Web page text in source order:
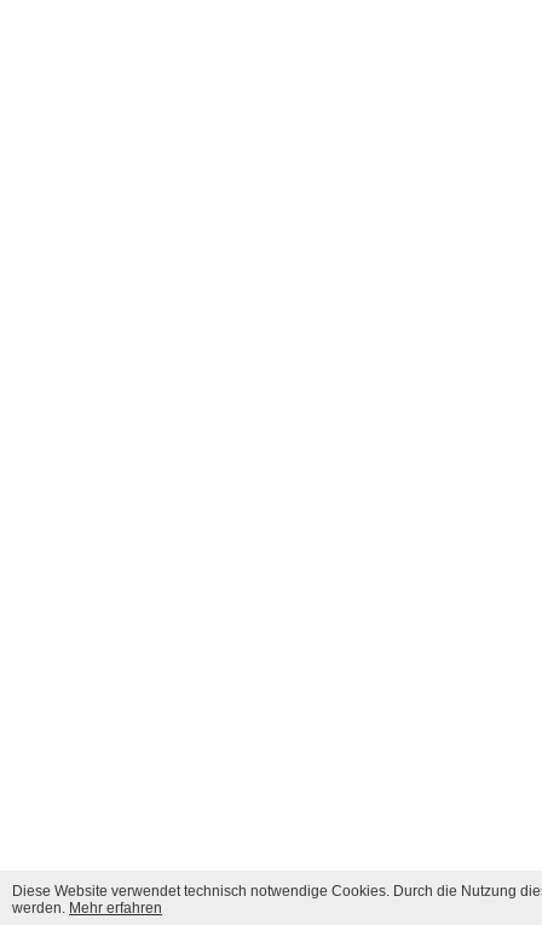
Diese Website verwendet technisch notwendige Cookies. Durch die Nutzung
werden. Mehr erfahren